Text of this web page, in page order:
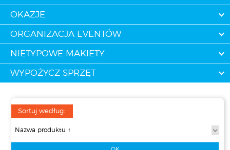
OKAZJE
ORGANIZACJA EVENTÓW
NIETYPOWE MAKIETY
WYPOŻYCZ SPRZĘT
Sortuj według: